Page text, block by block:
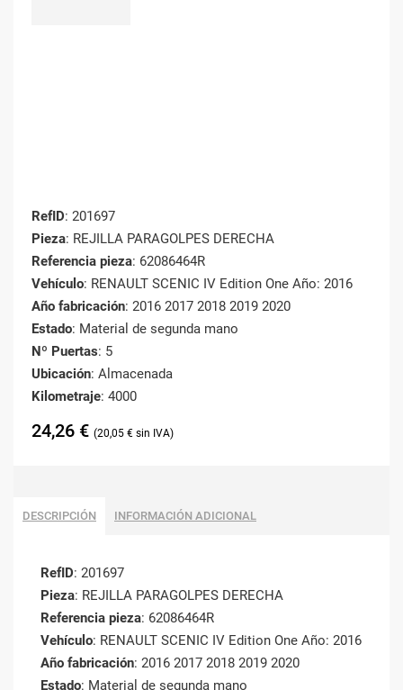
RefID: 201697
Pieza: REJILLA PARAGOLPES DERECHA
Referencia pieza: 62086464R
Vehículo: RENAULT SCENIC IV Edition One Año: 2016
Año fabricación: 2016 2017 2018 2019 2020
Estado: Material de segunda mano
Nº Puertas: 5
Ubicación: Almacenada
Kilometraje: 4000
24,26 € 20,05 €
DESCRIPCIÓN INFORMACIÓN ADICIONAL
RefID: 201697
Pieza: REJILLA PARAGOLPES DERECHA
Referencia pieza: 62086464R
Vehículo: RENAULT SCENIC IV Edition One Año: 2016
Año fabricación: 2016 2017 2018 2019 2020
Estado: Material de segunda mano